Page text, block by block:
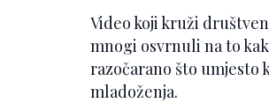
Video koji kruži
mnogi osvrnuli na to
razočarano što umjesto
mladoženja.